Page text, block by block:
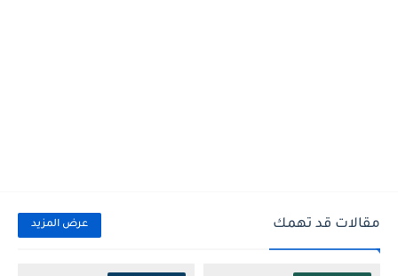
مقالات قد تهمك عرض المزيد